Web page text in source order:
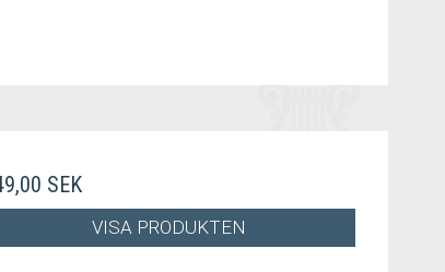
SEK
VISA PRODUKTEN